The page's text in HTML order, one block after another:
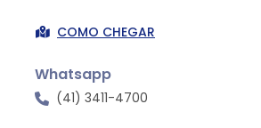
COMO CHEGAR
Whatsapp
(41) 3411-4700